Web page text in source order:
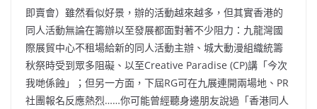
即賣會）雖然看似好景，辦的活動越來越多，但其實香港的
同人活動無論在籌辦以至發展都面對著不少阻力：九龍灣國
際展貿中心不租場給新的同人活動主辦、城大動漫組織統籌
秋祭時受到眾多阻礙、以至Creative Paradise (CP)講「今次
我哋係蝕」；但另一方面，下屆RG可在九展連開兩場地、PR
社團報名反應熱烈……你可能曾經聽身邊朋友說過「香港同人